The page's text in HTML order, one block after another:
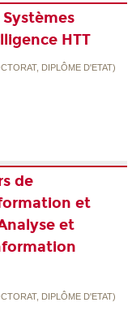
HTT
DIPLÔME D'ETAT)
de
et
et
DIPLÔME D'ETAT)